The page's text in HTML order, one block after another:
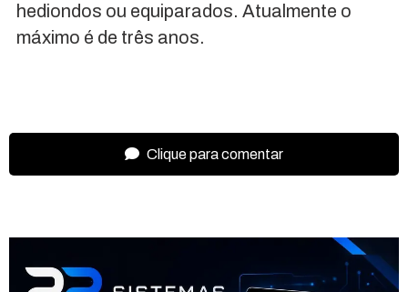
hediondos ou equiparados. Atualmente o
máximo é de três anos.
Clique para comentar